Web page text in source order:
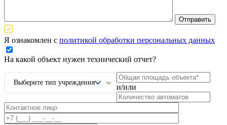
Я ознакомлен с политикой обработки персональных данных
На какой объект нужен технический отчет?
Выберите тип учреждения
и/или